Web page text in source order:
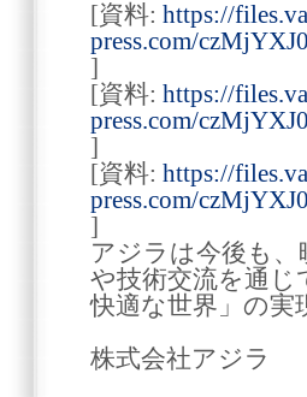
[資料: https://
press.com/
]
[資料: https://
press.com/
]
[資料: https://
press.com/
]
アジラは今後も
や技術交流を通じ
快適な世界」の実
株式会社アジラ